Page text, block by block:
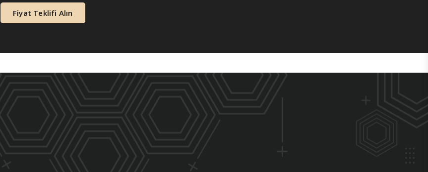
Fiyat Teklifi Alın